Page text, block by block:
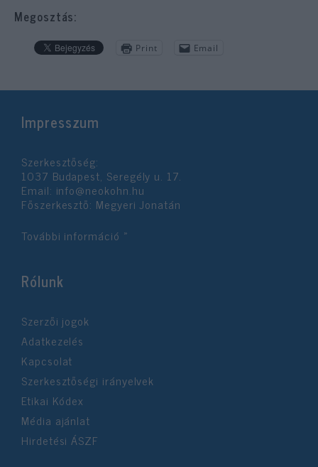
Megosztás:
Print Email
Impresszum
Szerkesztőség:
1037 Budapest, Seregély u. 17.
Email: info@neokohn.hu
Főszerkesztő: Megyeri Jonatán
További információ »
Rólunk
Szerzői jogok
Adatkezelés
Kapcsolat
Szerkesztőségi irányelvek
Etikai Kódex
Média ajánlat
Hirdetési ÁSZF